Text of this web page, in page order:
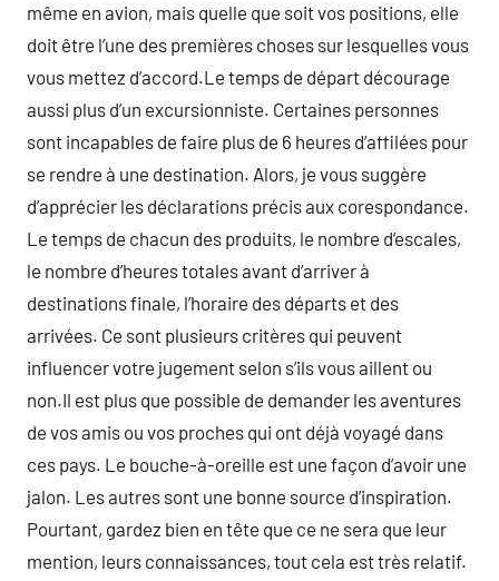
même en avion, mais quelle que soit vos positions, elle
doit être l’une des premières choses sur lesquelles vous
vous mettez d’accord.Le temps de départ décourage
aussi plus d’un excursionniste. Certaines personnes
sont incapables de faire plus de 6 heures d’affilées pour
se rendre à une destination. Alors, je vous suggère
d’apprécier les déclarations précis aux corespondance.
Le temps de chacun des produits, le nombre d’escales,
le nombre d’heures totales avant d’arriver à
destinations finale, l’horaire des départs et des
arrivées. Ce sont plusieurs critères qui peuvent
influencer votre jugement selon s’ils vous aillent ou
non.Il est plus que possible de demander les aventures
de vos amis ou vos proches qui ont déjà voyagé dans
ces pays. Le bouche-à-oreille est une façon d’avoir une
jalon. Les autres sont une bonne source d’inspiration.
Pourtant, gardez bien en tête que ce ne sera que leur
mention, leurs connaissances, tout cela est très relatif.